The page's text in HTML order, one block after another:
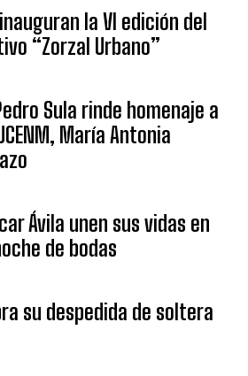
la VI edición del
“Zorzal Urbano”
Sula rinde homenaje a
María Antonia
Ávila unen sus vidas en
de bodas
su despedida de soltera